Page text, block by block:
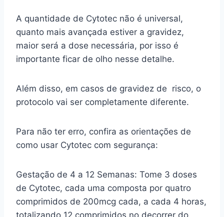
A quantidade de Cytotec não é universal,
quanto mais avançada estiver a gravidez,
maior será a dose necessária, por isso é
importante ficar de olho nesse detalhe.
Além disso, em casos de gravidez de risco, o
protocolo vai ser completamente diferente.
Para não ter erro, confira as orientações de
como usar Cytotec com segurança:
Gestação de 4 a 12 Semanas: Tome 3 doses
de Cytotec, cada uma composta por quatro
comprimidos de 200mcg cada, a cada 4 horas,
totalizando 12 comprimidos no decorrer do